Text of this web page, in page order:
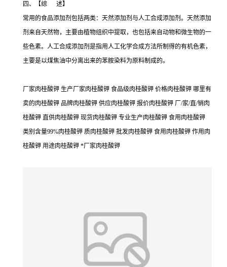
四、【综 述】
常用的食品添加剂包括两类：天然添加剂与人工合成添加剂。天然添加
剂来自天然物，主要由植物组织中提取，也包括来自动物和微生物的一
些色素。人工合成添加剂是指用人工化学合成方法所制得的有机色素，
主要是以煤焦油中分离出来的苯胺染料为原料制成的。
厂家肉桂酸钾 生产厂家肉桂酸钾 食品级肉桂酸钾 价格肉桂酸钾 哪里有
卖的肉桂酸钾 品牌肉桂酸钾 供应肉桂酸钾 报价肉桂酸钾 厂/家/直/销肉
桂酸钾 直供肉桂酸钾 现货肉桂酸钾 专业生产肉桂酸钾 食用肉桂酸钾
类别含量99%肉桂酸钾 质肉桂酸钾 批发肉桂酸钾 食用肉桂酸钾 作用肉
桂酸钾 用途肉桂酸钾 *厂家肉桂酸钾